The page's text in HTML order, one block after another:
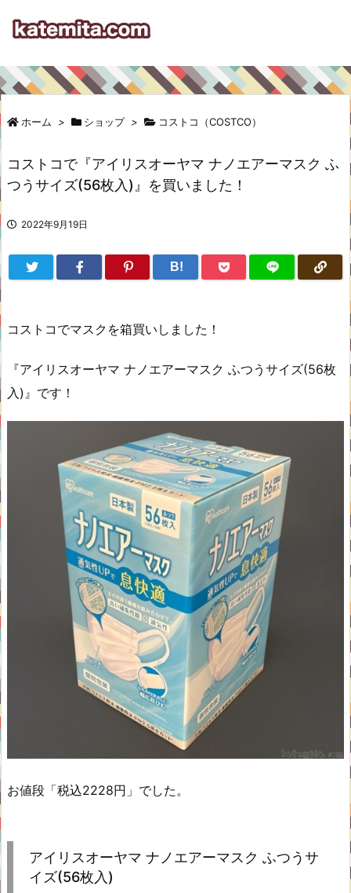
ホーム > ショップ > コストコ（COSTCO）
コストコで『アイリスオーヤマ ナノエアーマスク ふ
つうサイズ(56枚入)』を買いました！
2022年9月19日
B!
コストコでマスクを箱買いしました！
『アイリスオーヤマ ナノエアーマスク ふつうサイズ(56枚
入)』です！
お値段「税込2228円」でした。
アイリスオーヤマ ナノエアーマスク ふつうサ
イズ(56枚入)